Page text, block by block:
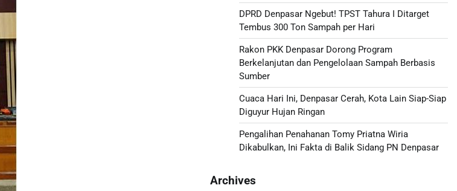
DPRD Denpasar Ngebut! TPST Tahura I Ditarget
Tembus 300 Ton Sampah per Hari
Rakon PKK Denpasar Dorong Program
Berkelanjutan dan Pengelolaan Sampah Berbasis
Sumber
Cuaca Hari Ini, Denpasar Cerah, Kota Lain Siap-Siap
Diguyur Hujan Ringan
Pengalihan Penahanan Tomy Priatna Wiria
Dikabulkan, Ini Fakta di Balik Sidang PN Denpasar
Archives